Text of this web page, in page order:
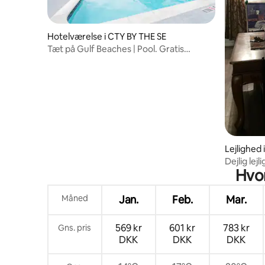
Hotelværelse i CTY BY THE SE
Tæt på Gulf Beaches | Pool. Gratis
Lejlighed
Dejlig
køkken
Måned Jan. Feb. Mar.
Gns. pris
569 kr
DKK
601 kr
DKK
783 kr
DKK